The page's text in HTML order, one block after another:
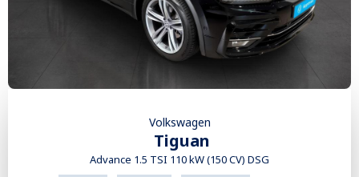
Volkswagen
Tiguan
Advance 1.5 TSI 110 kW (150 CV) DSG